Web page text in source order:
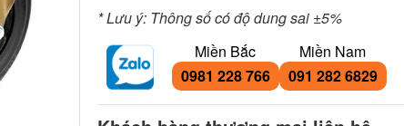
* Lưu ý: Thông số có độ dung sai ±5%
Miền Bắc
0981 228 766
Miền Nam
091 282 6829